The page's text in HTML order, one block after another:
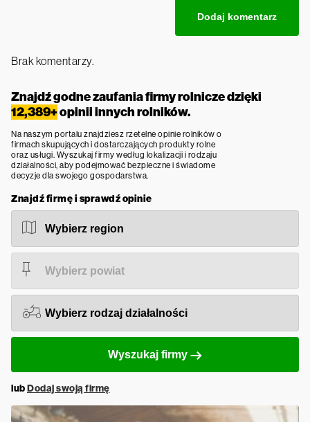
Brak komentarzy.
Znajdź godne zaufania firmy rolnicze dzięki
12,389+opinii innych rolników.
Na naszym portalu znajdziesz rzetelne opinie rolników o
firmach skupujących i dostarczających produkty rolne
oraz usługi. Wyszukaj firmy według lokalizacji i rodzaju
działalności, aby podejmować bezpieczne i świadome
decyzje dla swojego gospodarstwa.
Znajdź firmę i sprawdź opinie
Wyszukaj firmy
lubDodaj swoją firmę